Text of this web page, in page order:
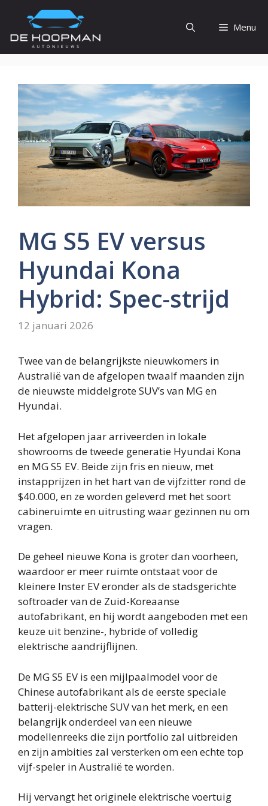
de
inhoud
Menu
MG S5 EV versus
Hyundai Kona
Hybrid: Spec-strijd
12 januari 2026
Twee van de belangrijkste nieuwkomers in
Australië van de afgelopen twaalf maanden zijn
de nieuwste middelgrote SUV’s van MG en
Hyundai.
Het afgelopen jaar arriveerden in lokale
showrooms de tweede generatie Hyundai Kona
en MG S5 EV. Beide zijn fris en nieuw, met
instapprijzen in het hart van de vijfzitter rond de
$40.000, en ze worden geleverd met het soort
cabineruimte en uitrusting waar gezinnen nu om
vragen.
De geheel nieuwe Kona is groter dan voorheen,
waardoor er meer ruimte ontstaat voor de
kleinere Inster EV eronder als de stadsgerichte
softroader van de Zuid-Koreaanse
autofabrikant, en hij wordt aangeboden met een
keuze uit benzine-, hybride of volledig
elektrische aandrijflijnen.
De MG S5 EV is een mijlpaalmodel voor de
Chinese autofabrikant als de eerste speciale
batterij-elektrische SUV van het merk, en een
belangrijk onderdeel van een nieuwe
modellenreeks die zijn portfolio zal uitbreiden
en zijn ambities zal versterken om een ​​echte top
vijf-speler in Australië te worden.
Hij vervangt het originele elektrische voertuig